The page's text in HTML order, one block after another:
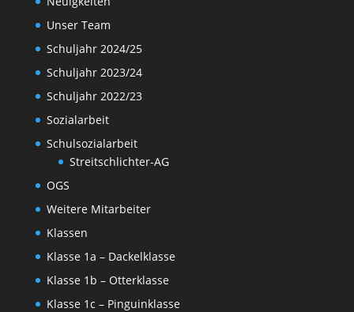
Unser Team
Schuljahr 2024/25
Schuljahr 2023/24
Schuljahr 2022/23
Sozialarbeit
Schulsozialarbeit
Streitschlichter-AG
OGS
Weitere Mitarbeiter
Klassen
Klasse 1a – Dackelklasse
Klasse 1b – Otterklasse
Klasse 1c – Pinguinklasse